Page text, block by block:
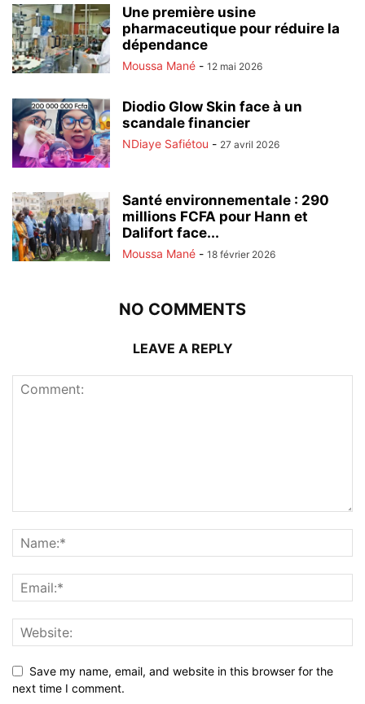
Une première usine
pharmaceutique pour réduire la
dépendance
Moussa Mané - 12 mai 2026
Diodio Glow Skin face à un
scandale financier
NDiaye Safiétou - 27 avril 2026
Santé environnementale : 290
millions FCFA pour Hann et
Dalifort face...
Moussa Mané - 18 février 2026
NO COMMENTS
LEAVE A REPLY
Save my name, email, and website in this browser for the
next time I comment.